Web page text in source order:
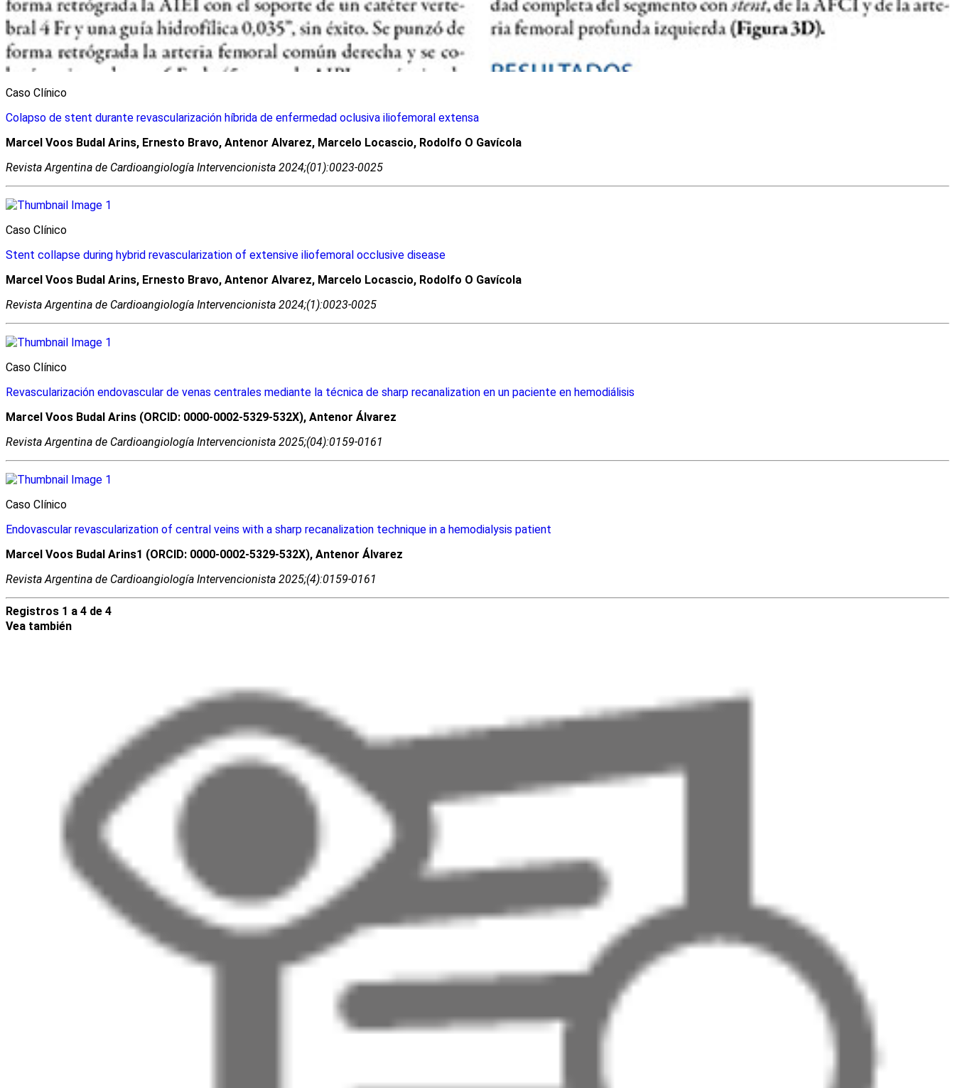
Caso Clínico
Colapso de stent durante revascularización híbrida de enfermedad oclusiva iliofemoral extensa
Marcel Voos Budal Arins, Ernesto Bravo, Antenor Alvarez, Marcelo Locascio, Rodolfo O Gavícola
Revista Argentina de Cardioangiologí­a Intervencionista 2024;(01):0023-0025
Caso Clínico
Stent collapse during hybrid revascularization of extensive iliofemoral occlusive disease
Marcel Voos Budal Arins, Ernesto Bravo, Antenor Alvarez, Marcelo Locascio, Rodolfo O Gavícola
Revista Argentina de Cardioangiologí­a Intervencionista 2024;(1):0023-0025
Caso Clínico
Revascularización endovascular de venas centrales mediante la técnica de sharp recanalization en un paciente en hemodiálisis
Marcel Voos Budal Arins (ORCID: 0000-0002-5329-532X), Antenor Álvarez
Revista Argentina de Cardioangiologí­a Intervencionista 2025;(04):0159-0161
Caso Clínico
Endovascular revascularization of central veins with a sharp recanalization technique in a hemodialysis patient
Marcel Voos Budal Arins1 (ORCID: 0000-0002-5329-532X), Antenor Álvarez
Revista Argentina de Cardioangiologí­a Intervencionista 2025;(4):0159-0161
Registros 1 a 4 de 4
Vea también